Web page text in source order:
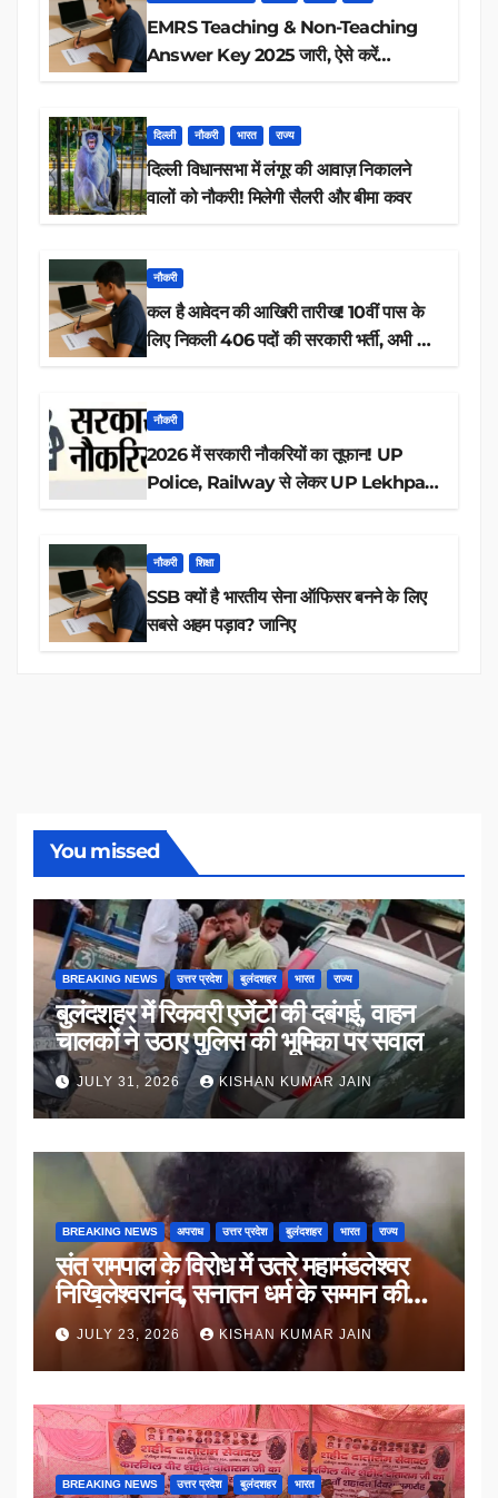
EMRS Teaching & Non-Teaching
Answer Key 2025 जारी, ऐसे करें
दिल्ली नौकरी भारत राज्य
दिल्ली विधानसभा में लंगूर की आवाज़ निकालने
वालों को नौकरी! मिलेगी सैलरी और बीमा कवर
नौकरी
कल है आवेदन की आखिरी तारीख! 10वीं पास के
लिए निकली 406 पदों की सरकारी भर्ती, अभी करें
नौकरी
2026 में सरकारी नौकरियों का तूफान! UP
Police, Railway से लेकर UP Lekhpal
नौकरी शिक्षा
SSB क्यों है भारतीय सेना ऑफिसर बनने के लिए
सबसे अहम पड़ाव? जानिए
You missed
BREAKING NEWS उत्तर प्रदेश बुलंदशहर भारत राज्य
बुलंदशहर में रिकवरी एजेंटों की दबंगई, वाहन
चालकों ने उठाए पुलिस की भूमिका पर सवाल
JULY 31, 2026 KISHAN KUMAR JAIN
BREAKING NEWS अपराध उत्तर प्रदेश बुलंदशहर भारत राज्य
संत रामपाल के विरोध में उतरे महामंडलेश्वर
निखिलेश्वरानंद, सनातन धर्म के सम्मान की
उठाई मांग
JULY 23, 2026 KISHAN KUMAR JAIN
BREAKING NEWS उत्तर प्रदेश बुलंदशहर भारत